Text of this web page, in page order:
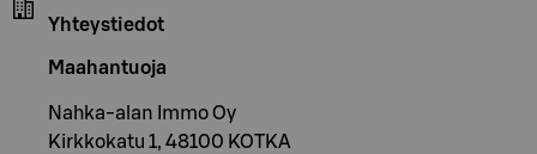
Yhteystiedot
Maahantuoja
Nahka-alan Immo Oy
Kirkkokatu 1, 48100 KOTKA